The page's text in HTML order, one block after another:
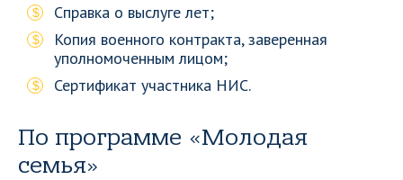
Справка о выслуге лет;
Копия военного контракта, заверенная
уполномоченным лицом;
Сертификат участника НИС.
По программе «Молодая
семья»